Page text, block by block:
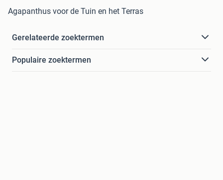
Agapanthus voor de Tuin en het Terras
Gerelateerde zoektermen
Populaire zoektermen